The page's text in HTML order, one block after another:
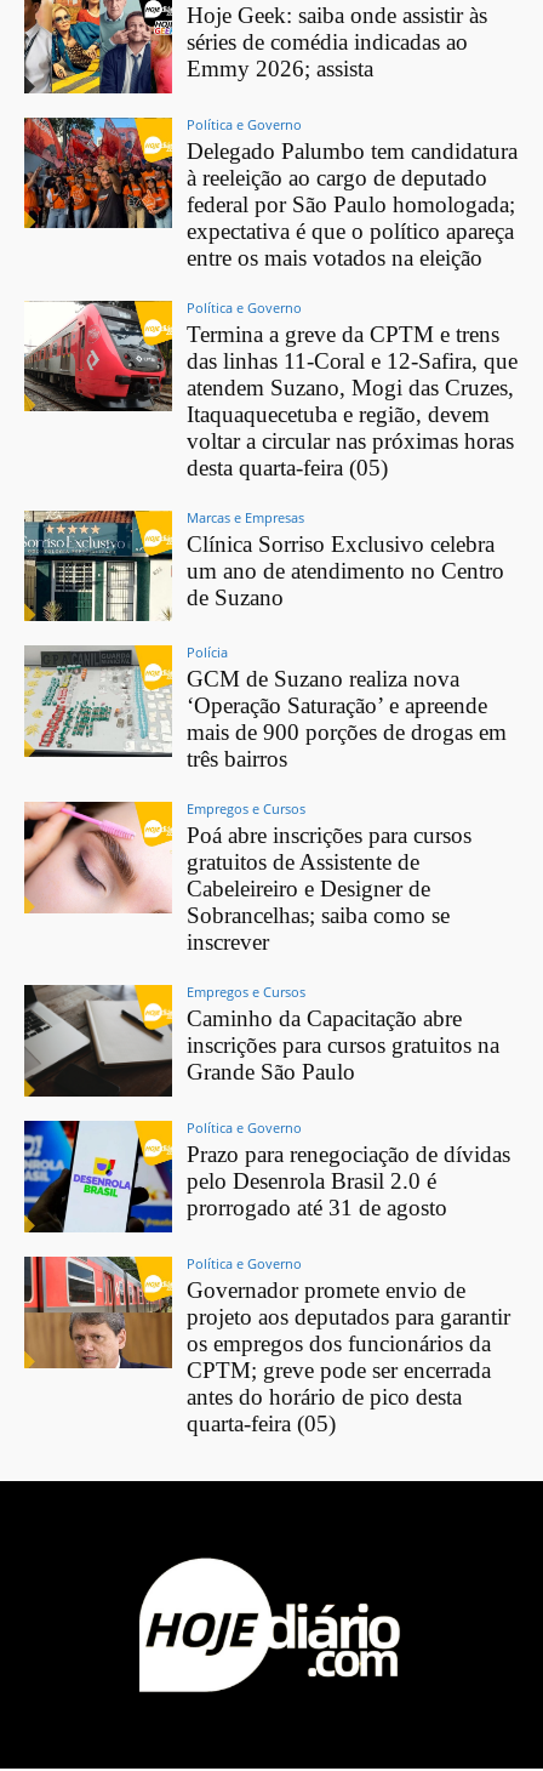
Hoje Geek: saiba onde assistir às
séries de comédia indicadas ao
Emmy 2026; assista
Política e Governo
Delegado Palumbo tem candidatura
à reeleição ao cargo de deputado
federal por São Paulo homologada;
expectativa é que o político apareça
entre os mais votados na eleição
Política e Governo
Termina a greve da CPTM e trens
das linhas 11-Coral e 12-Safira, que
atendem Suzano, Mogi das Cruzes,
Itaquaquecetuba e região, devem
voltar a circular nas próximas horas
desta quarta-feira (05)
Marcas e Empresas
Clínica Sorriso Exclusivo celebra
um ano de atendimento no Centro
de Suzano
Polícia
GCM de Suzano realiza nova
‘Operação Saturação’ e apreende
mais de 900 porções de drogas em
três bairros
Empregos e Cursos
Poá abre inscrições para cursos
gratuitos de Assistente de
Cabeleireiro e Designer de
Sobrancelhas; saiba como se
inscrever
Empregos e Cursos
Caminho da Capacitação abre
inscrições para cursos gratuitos na
Grande São Paulo
Política e Governo
Prazo para renegociação de dívidas
pelo Desenrola Brasil 2.0 é
prorrogado até 31 de agosto
Política e Governo
Governador promete envio de
projeto aos deputados para garantir
os empregos dos funcionários da
CPTM; greve pode ser encerrada
antes do horário de pico desta
quarta-feira (05)